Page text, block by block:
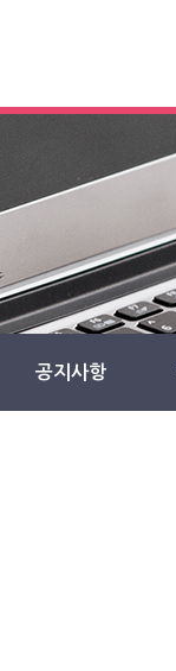
공지사항